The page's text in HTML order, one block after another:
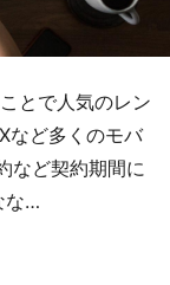
とで人気のレン
など多くのモバ
など契約期間に
な…